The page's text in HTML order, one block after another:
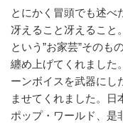
とにかく冒頭でも述べ
冴えること冴えること
という”お家芸”そのも
纏め上げてくれました
ーンボイスを武器にし
ませてくれました。日
ポップ・ワールド、是